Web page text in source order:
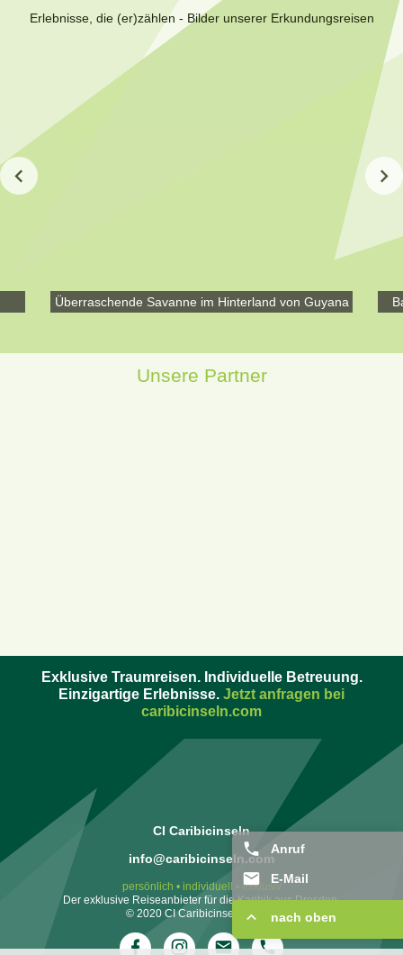
Erlebnisse, die (er)zählen - Bilder unserer Erkundungsreisen
Überraschende Savanne im Hinterland von Guyana
Unsere Partner
Exklusive Traumreisen. Individuelle Betreuung.
Einzigartige Erlebnisse. Jetzt anfragen bei
caribicinseln.com
CI Caribicinseln
info@caribicinseln.com
persönlich • individuell • exklusiv
Der exklusive Reiseanbieter für die Karibik aus Dresden.
© 2020 CI Caribicinseln GmbH
Anruf
E-Mail
nach oben